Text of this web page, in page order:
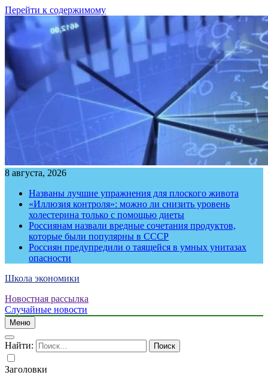
Перейти к содержимому
8 августа, 2026
Названы лучшие упражнения для плоского живота
«Иллюзия контроля»: можно ли снизить уровень
холестерина только с помощью диеты
Россиянам назвали вредные сочетания продуктов,
которые были популярны в СССР
Россиян предупредили о таящейся в умных унитазах
опасности
Школа экономики
Новостная рассылка
Случайные новости
Меню
Найти:
Заголовки